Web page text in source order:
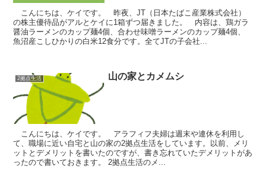
こんにちは、ケイです。 昨夜、JT（日本たばこ産業株式会社）
の株主優待品がアルとケイに1箱ずつ届きました。 内容は、鶏ガラ
醤油ラーメンのカップ麺4個、合わせ味噌ラーメンのカップ麺4個、
魚沼産こしひかりの白米12食分です。全てJTの子会社...
2拠点生活 山の家とカメムシ
こんにちは、ケイです。 アラフィフ夫婦は週末や連休を利用し
て、職場に近い自宅と山の家の2拠点生活をしています。以前、メリ
ットとデメリットを書いたのですが、書き忘れていたデメリットがあ
ったので書いておきます。 2拠点生活のメ...